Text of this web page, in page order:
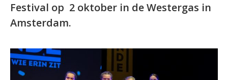
Festival op 2 oktober in de Westergas in
Amsterdam.